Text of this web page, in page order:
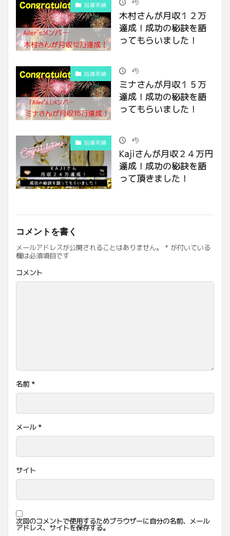
指導実績
木村さんが月収１２万
達成！成功の秘訣を語
ってもらいました！
指導実績
ミナさんが月収１５万
達成！成功の秘訣を語
ってもらいました！
指導実績
Kajiさんが月収２４万円
達成！成功の秘訣を語
って頂きました！
コメントを書く
メールアドレスが公開されることはありません。 * が付いている
欄は必須項目です
コメント
名前*
メール*
サイト
次回のコメントで使用するためブラウザーに自分の名前、メール
アドレス、サイトを保存する。